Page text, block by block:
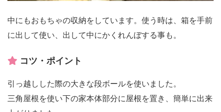
中にもおもちゃの収納をしています。使う時は、箱を手前
に出して使い、出して中にかくれんぼする事も。
コツ・ポイント
引っ越しした際の大きな段ボールを使いました。
三角屋根を使い下の家本体部分に屋根を置き、簡単に出来